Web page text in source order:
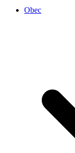
Obec